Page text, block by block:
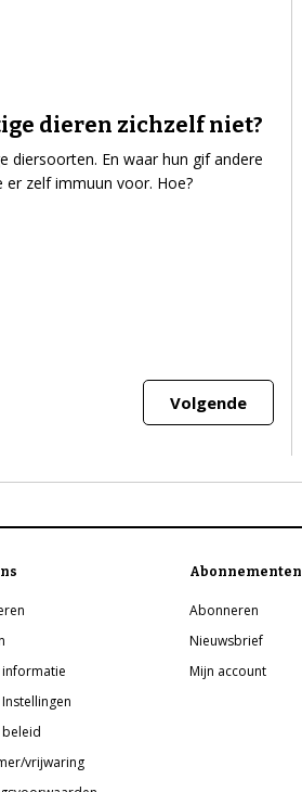
dieren zichzelf niet?
diersoorten. En waar hun gif andere
er zelf immuun voor. Hoe?
Volgende
informatie
beleid
vrijwaring
Abonnementen
Abonneren
Nieuwsbrief
Mijn account